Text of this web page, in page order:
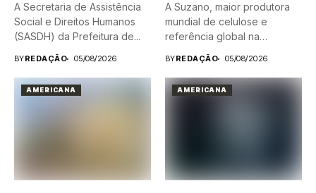
A Secretaria de Assistência
Social e Direitos Humanos
(SASDH) da Prefeitura de...
BYREDAÇÃO 05/08/2026
A Suzano, maior produtora
mundial de celulose e
referência global na
BYREDAÇÃO 05/08/2026
AMERICANA AMERICANA